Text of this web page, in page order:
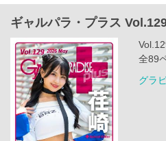
ギャルパラ・プラス
全89
グラ